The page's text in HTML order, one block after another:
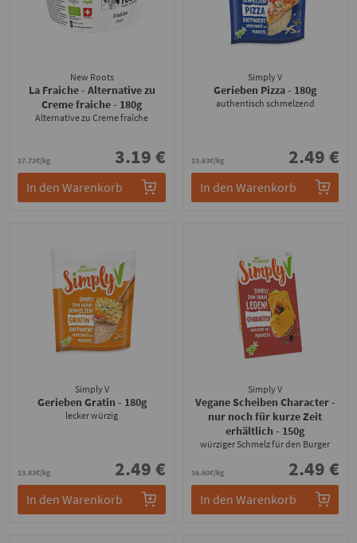
New Roots
La Fraiche - Alternative zu
Creme fraiche- 180g
Alternative zu Creme fraîche
17.72€/kg 3.19 €
In den Warenkorb
Simply V
Gerieben Pizza- 180g
authentisch schmelzend
13.83€/kg 2.49 €
In den Warenkorb
Simply V
Gerieben Gratin - 180g
lecker würzig
13.83€/kg 2.49 €
In den Warenkorb
Simply V
Vegane Scheiben Character -
nur noch für kurze Zeit
erhältlich- 150g
würziger Schmelz für den Burger
16.60€/kg 2.49 €
In den Warenkorb